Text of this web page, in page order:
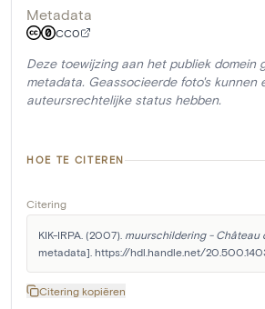
Metadata
CC0
Deze toewijzing aan het publiek domein
metadata. Geassocieerde foto's kunnen
auteursrechtelijke status hebben.
HOE TE CITEREN
Citering
KIK-IRPA. (2007). muurschildering - Château
metadata]. https://hdl.handle.net/
Citering kopiëren